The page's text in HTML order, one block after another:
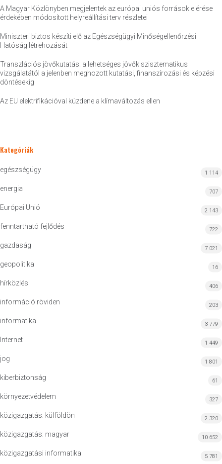
A Magyar Közlönyben megjelentek az európai uniós források elérése
érdekében módosított helyreállítási terv részletei
Miniszteri biztos készíti elő az Egészségügyi Minőségellenőrzési
Hatóság létrehozását
Transzlációs jövőkutatás: a lehetséges jövők szisztematikus
vizsgálatától a jelenben meghozott kutatási, finanszírozási és képzési
döntésekig
Az EU elektrifikációval küzdene a klímaváltozás ellen
Kategóriák
egészségügy 1 114
energia 707
Európai Unió 2 143
fenntartható fejlődés 722
gazdaság 7 021
geopolitika 16
hírközlés 406
információ röviden 203
informatika 3 779
Internet 1 449
jog 1 801
kiberbiztonság 61
környezetvédelem 327
közigazgatás: külföldön 2 320
közigazgatás: magyar 10 652
közigazgatási informatika 5 781